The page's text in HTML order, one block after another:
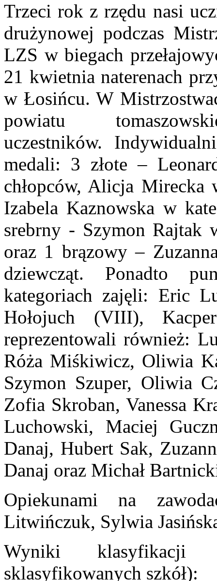
Trzeci rok z rzędu nasi
drużynowej podczas
LZS w biegach
21 kwietnia naterenach
w Łosińcu. W
powiatu
uczestników.
medali: 3 złote –
chłopców, Alicja
Izabela Kaznowska w
srebrny - Szymon Rajtak
oraz 1 brązowy –
dziewcząt. Ponadto
kategoriach zajęli: Eric
Hołojuch (VIII),
reprezentowali również:
Róża Miśkiwicz, Oliwia
Szymon Szuper, Oliwia
Zofia Skroban, Vanessa
Luchowski, Maciej
Danaj, Hubert Sak,
Danaj oraz Michał
Opiekunami na
Litwińczuk, Sylwia
Wyniki klasyfikacji
sklasyfikowanych szkół):